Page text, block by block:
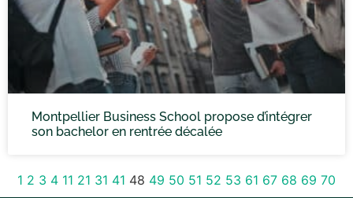
Montpellier Business School propose d’intégrer
son bachelor en rentrée décalée
1 2 3 4 11 21 31 41 48 49 50 51 52 53 61 67 68 69 70